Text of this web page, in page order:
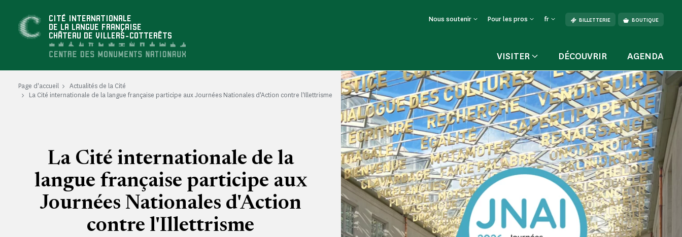
CITÉ INTERNATIONALE
DE LA LANGUE FRANÇAISE
CHÂTEAU DE VILLERS-COTTERÊTS
Nous soutenir Pour les pros fr BILLETTERIE BOUTIQUE
VISITER DÉCOUVRIR AGENDA
Page d'accueil
Actualités de la Cité
La Cité internationale de la langue française participe aux Journées Nationales d'Action contre l'Illettrisme
La Cité internationale de la
langue française participe aux
Journées Nationales d'Action
contre l'Illettrisme